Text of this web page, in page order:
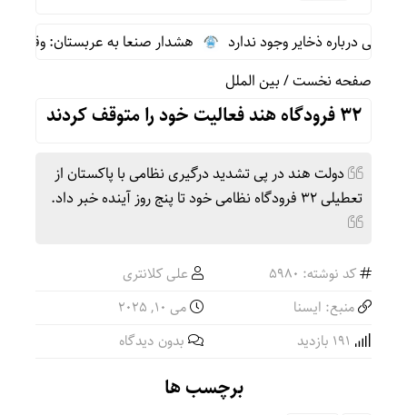
درباره ذخایر وجود ندارد
هشدار صنعا به عربستان: وقت تلف
صفحه نخست/بین الملل
۳۲ فرودگاه هند فعالیت خود را متوقف کردند
دولت هند در پی تشدید درگیری نظامی با پاکستان از
تعطیلی ۳۲ فرودگاه نظامی خود تا پنج روز آینده خبر داد.
کد نوشته: 5980
علی کلانتری
منبع: ایسنا
می 10, 2025
بدون دیدگاه
برچسب ها